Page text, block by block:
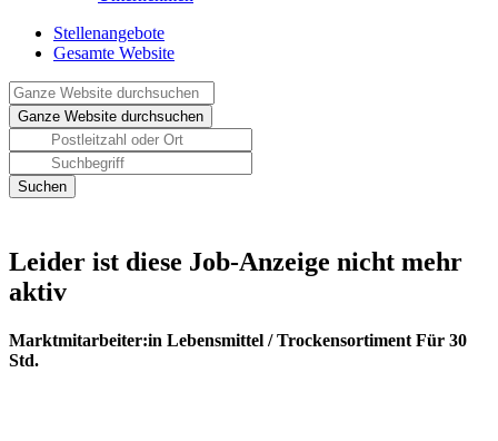
Stellenangebote
Gesamte Website
Leider ist diese Job-Anzeige nicht mehr
aktiv
Marktmitarbeiter:in Lebensmittel / Trockensortiment Für 30
Std.